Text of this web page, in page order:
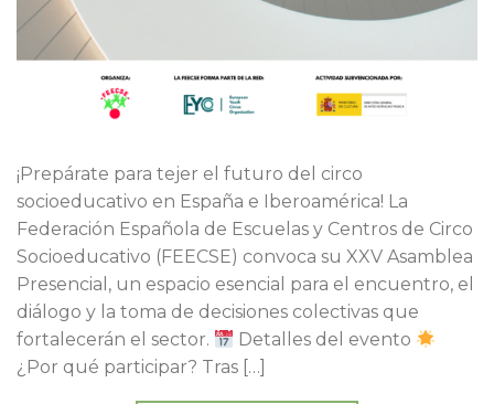
¡Prepárate para tejer el futuro del circo
socioeducativo en España e Iberoamérica! La
Federación Española de Escuelas y Centros de Circo
Socioeducativo (FEECSE) convoca su XXV Asamblea
Presencial, un espacio esencial para el encuentro, el
diálogo y la toma de decisiones colectivas que
fortalecerán el sector.
Detalles del evento
¿Por qué participar? Tras […]